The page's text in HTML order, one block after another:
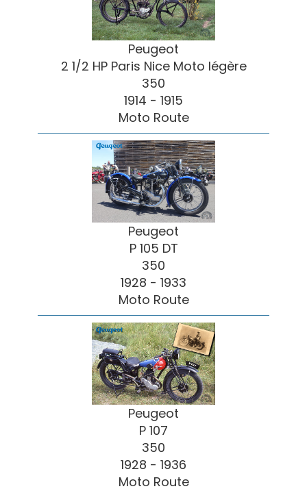
Peugeot
2 1/2 HP Paris Nice Moto légère
350
1914 - 1915
Moto Route
Peugeot
P 105 DT
350
1928 - 1933
Moto Route
Peugeot
P 107
350
1928 - 1936
Moto Route